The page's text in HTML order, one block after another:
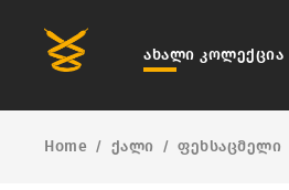
ახალი კოლექცია
Home / ქალი / ფეხსაცმელი